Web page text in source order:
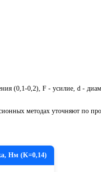
(0,1-0,2), F - усилие, d -
методах уточняют по
Нм (K=0,14)